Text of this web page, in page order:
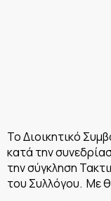
Το Διοικητικό
κατά την
την σύγκληση
του Συλλόγου. Με